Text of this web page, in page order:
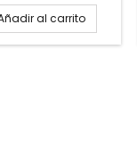
al carrito